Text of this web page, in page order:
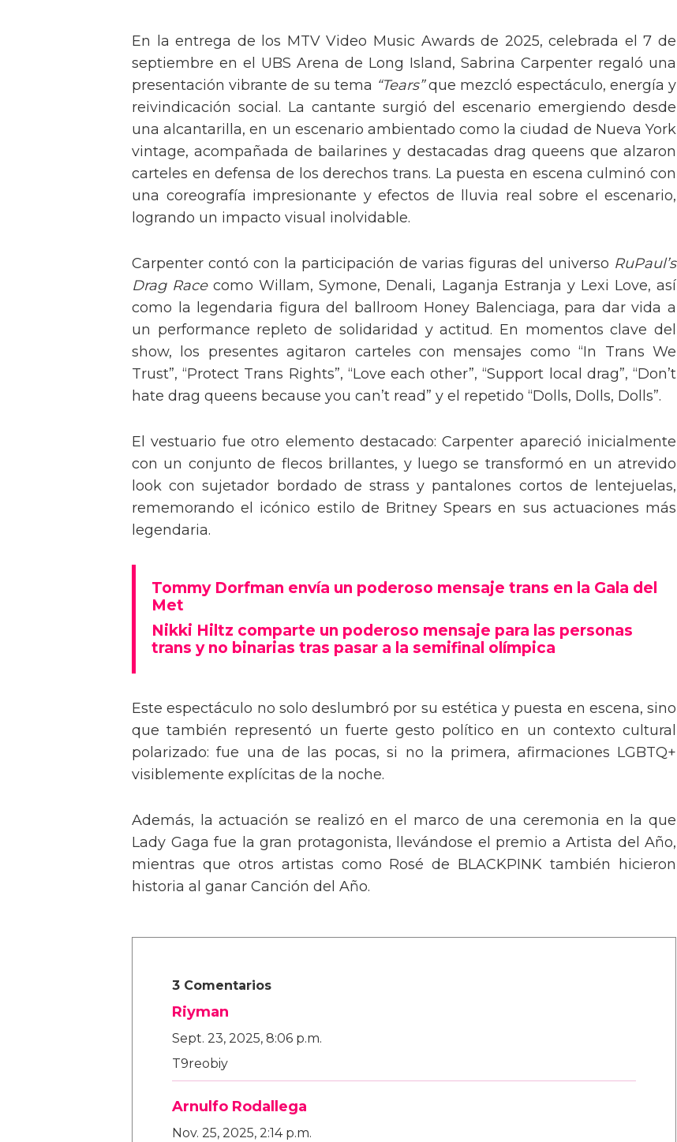
En la entrega de los MTV Video Music Awards de 2025, celebrada el 7 de
septiembre en el UBS Arena de Long Island, Sabrina Carpenter regaló una
presentación vibrante de su tema “Tears”que mezcló espectáculo, energía y
reivindicación social. La cantante surgió del escenario emergiendo desde
una alcantarilla, en un escenario ambientado como la ciudad de Nueva York
vintage, acompañada de bailarines y destacadas drag queens que alzaron
carteles en defensa de los derechos trans. La puesta en escena culminó con
una coreografía impresionante y efectos de lluvia real sobre el escenario,
logrando un impacto visual inolvidable.
Carpenter contó con la participación de varias figuras del universo RuPaul’s
Drag Racecomo Willam, Symone, Denali, Laganja Estranja y Lexi Love, así
como la legendaria figura del ballroom Honey Balenciaga, para dar vida a
un performance repleto de solidaridad y actitud. En momentos clave del
show, los presentes agitaron carteles con mensajes como “In Trans We
Trust”, “Protect Trans Rights”, “Love each other”, “Support local drag”, “Don’t
hate drag queens because you can’t read” y el repetido “Dolls, Dolls, Dolls”.
El vestuario fue otro elemento destacado: Carpenter apareció inicialmente
con un conjunto de flecos brillantes, y luego se transformó en un atrevido
look con sujetador bordado de strass y pantalones cortos de lentejuelas,
rememorando el icónico estilo de Britney Spears en sus actuaciones más
legendaria.
Tommy Dorfman envía un poderoso mensaje trans en la Gala del
Met
Nikki Hiltz comparte un poderoso mensaje para las personas
trans y no binarias tras pasar a la semifinal olímpica
Este espectáculo no solo deslumbró por su estética y puesta en escena, sino
que también representó un fuerte gesto político en un contexto cultural
polarizado: fue una de las pocas, si no la primera, afirmaciones LGBTQ+
visiblemente explícitas de la noche.
Además, la actuación se realizó en el marco de una ceremonia en la que
Lady Gaga fue la gran protagonista, llevándose el premio a Artista del Año,
mientras que otros artistas como Rosé de BLACKPINK también hicieron
historia al ganar Canción del Año.
3 Comentarios
Riyman
Sept. 23, 2025, 8:06 p.m.
T9reobiy
Arnulfo Rodallega
Nov. 25, 2025, 2:14 p.m.